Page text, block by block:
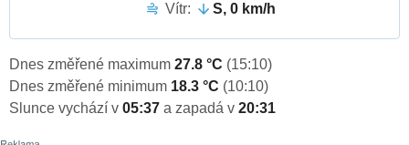
Vítr:
S, 0 km/h
Dnes změřené maximum 27.8 °C (15:10)
Dnes změřené minimum 18.3 °C (10:10)
Slunce vychází v 05:37 a zapadá v 20:31